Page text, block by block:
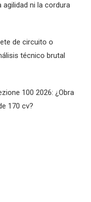
agilidad ni la cordura
de circuito o
técnico brutal
100 2026: ¿Obra
170 cv?